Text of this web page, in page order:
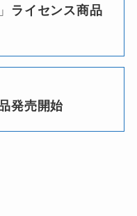
」
ライセンス商品
発売開始